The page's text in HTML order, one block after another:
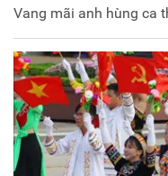
Vang mãi anh hùng ca